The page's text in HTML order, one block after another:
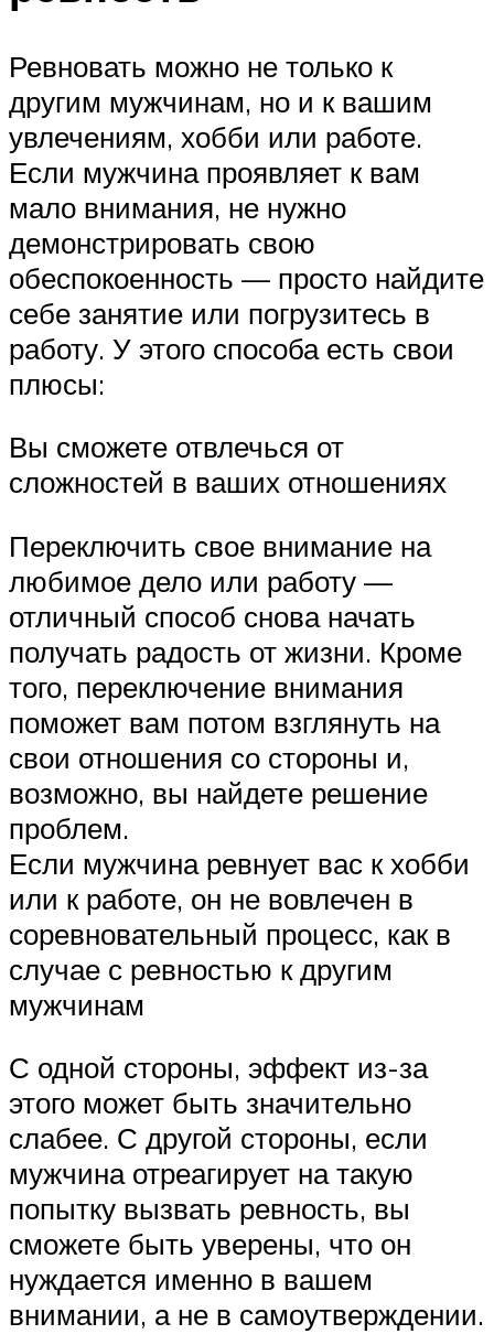
Ревновать можно не только к
другим мужчинам, но и к вашим
увлечениям, хобби или работе.
Если мужчина проявляет к вам
мало внимания, не нужно
демонстрировать свою
обеспокоенность — просто найдите
себе занятие или погрузитесь в
работу. У этого способа есть свои
плюсы:
Вы сможете отвлечься от
сложностей в ваших отношениях
Переключить свое внимание на
любимое дело или работу —
отличный способ снова начать
получать радость от жизни. Кроме
того, переключение внимания
поможет вам потом взглянуть на
свои отношения со стороны и,
возможно, вы найдете решение
проблем.
Если мужчина ревнует вас к хобби
или к работе, он не вовлечен в
соревновательный процесс, как в
случае с ревностью к другим
мужчинам
С одной стороны, эффект из-за
этого может быть значительно
слабее. С другой стороны, если
мужчина отреагирует на такую
попытку вызвать ревность, вы
сможете быть уверены, что он
нуждается именно в вашем
внимании, а не в самоутверждении.